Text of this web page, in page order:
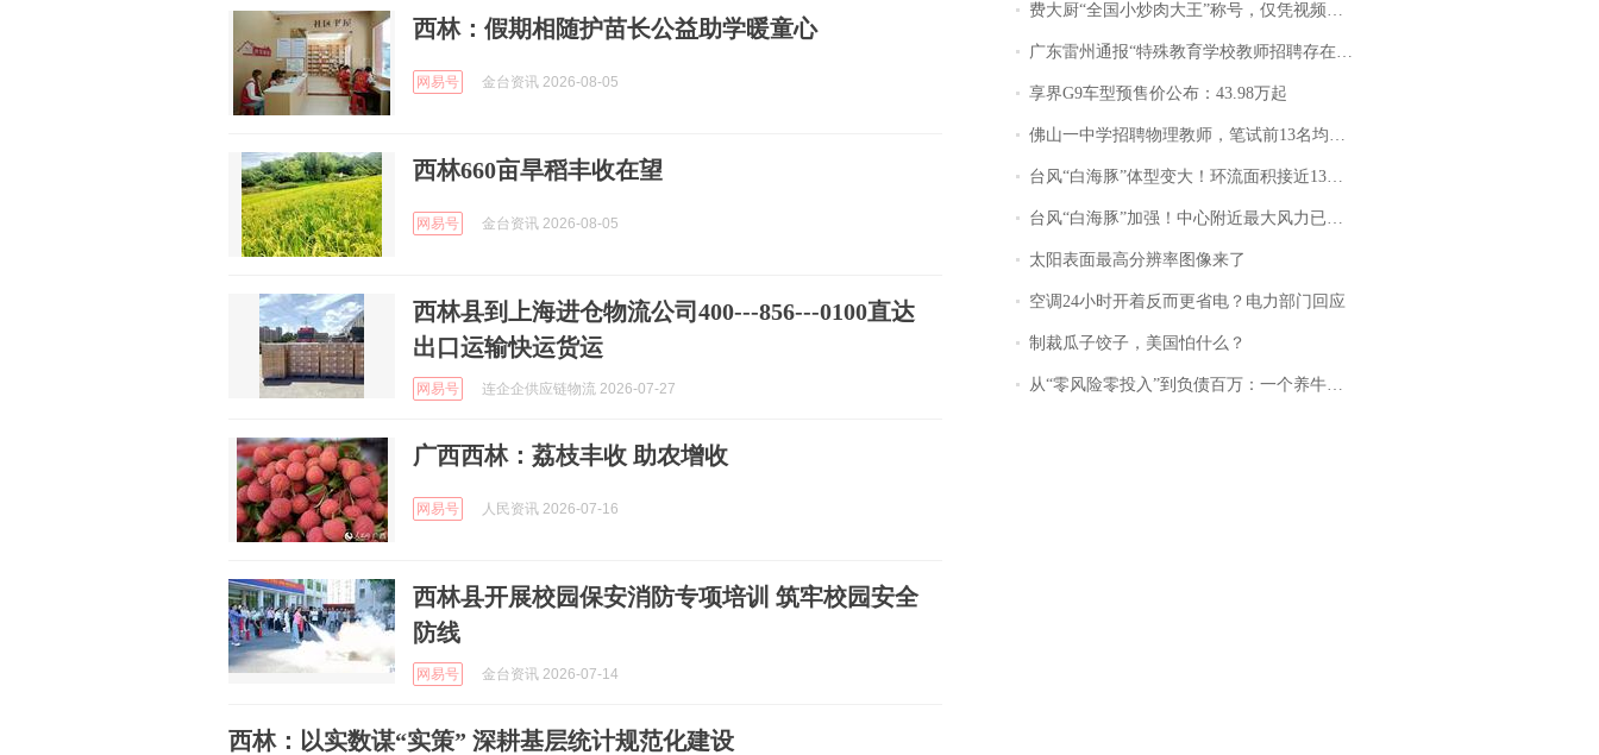
西林：假期相随护苗长公益助学暖童心
网易号 金台资讯 2026-08-05
西林660亩旱稻丰收在望
网易号 金台资讯 2026-08-05
西林县到上海进仓物流公司400---856---0100直达
出口运输快运货运
网易号 连企企供应链物流 2026-07-27
广西西林：荔枝丰收 助农增收
网易号 人民资讯 2026-07-16
西林县开展校园保安消防专项培训 筑牢校园安全
防线
网易号 金台资讯 2026-07-14
西林：以实数谋“实策” 深耕基层统计规范化建设
费大厨“全国小炒肉大王”称号，仅凭视频评出？中国烹饪协会回应
广东雷州通报“特殊教育学校教师招聘存在违规行为”：已启动问责程序 副校长被停职
享界G9车型预售价公布：43.98万起
佛山一中学招聘物理教师，笔试前13名均遭淘汰？教育局：已叫停招聘，成立调查组全面核查
台风“白海豚”体型变大！环流面积接近13个浙江那么大
台风“白海豚”加强！中心附近最大风力已达15级 最新研判
太阳表面最高分辨率图像来了
空调24小时开着反而更省电？电力部门回应
制裁瓜子饺子，美国怕什么？
从“零风险零投入”到负债百万：一个养牛项目崩盘后，谁该为农户的贷款买单丨红星调查